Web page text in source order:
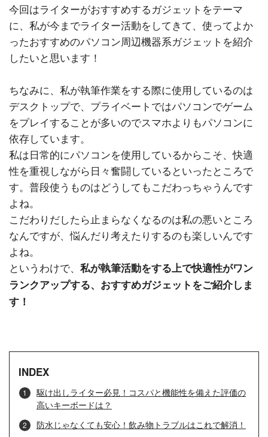
今回はライターがおすすめするガジェットをテーマ
に、私が今までライター活動をしてきて、使ってよか
ったおすすめのパソコン周辺機器系ガジェットを紹介
したいと思います！
ちなみに、私が執筆作業をする際に使用しているのは
デスクトップで、プライベートではパソコンでゲーム
をプレイすることが多いのでスマホよりもパソコンに
依存しています。
私は日常的にパソコンを使用しているからこそ、快適
性を重視しながら日々奮闘しているといったところで
す。普段使うものはどうしてもこだわっちゃうんです
よね。
こだわりだしたら止まらなくなるのは私の悪いところ
なんですが、悩んだり考えたりするのも楽しいんです
よね。
というわけで、 私が執筆活動をする上で快適性がワン
ランクアップする、おすすめガジェットをご紹介しま
す！
INDEX
駆け出しライター必見！コスパと機能性を備えた評価の
高いキーボードは？
防水じゃなくても安心！飲み物トラブルはこれで解消！